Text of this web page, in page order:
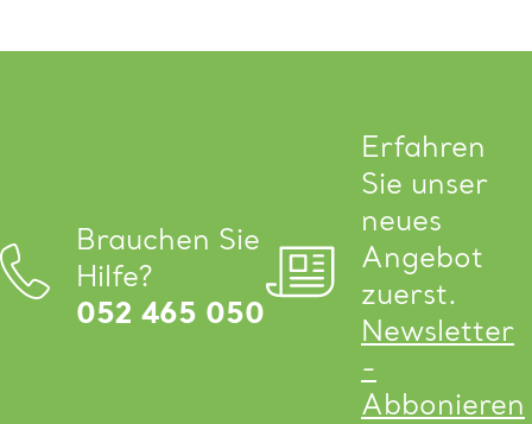
Brauchen Sie
Hilfe?
052 465 050
Erfahren
Sie unser
neues
Angebot
zuerst.
Newsletter
-
Abbonieren